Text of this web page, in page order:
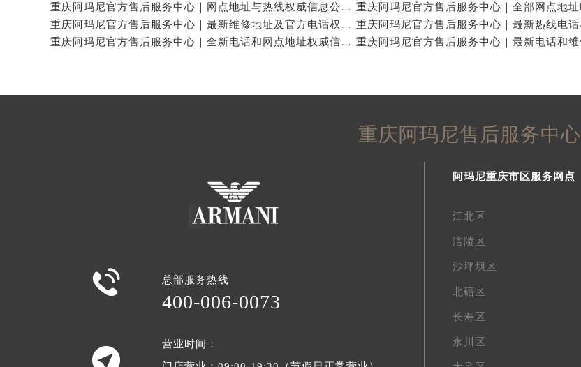
重庆阿玛尼官方售后服务中心｜网点地址与热线权威信息公示（2026年7月最新）
重庆阿玛尼官方售后服务中心｜最新维修地址及官方电话权威信息公示（2026年7月最新）
重庆阿玛尼官方售后服务中心｜全新电话和网点地址权威信息公示（2026年7月最新）
重庆阿玛尼售后服务中心
 总部服务热线
400-006-0073

营业时间：
阿玛尼重庆市区服务网点
江北区
涪陵区
沙坪坝区
北碚区
长寿区
永川区